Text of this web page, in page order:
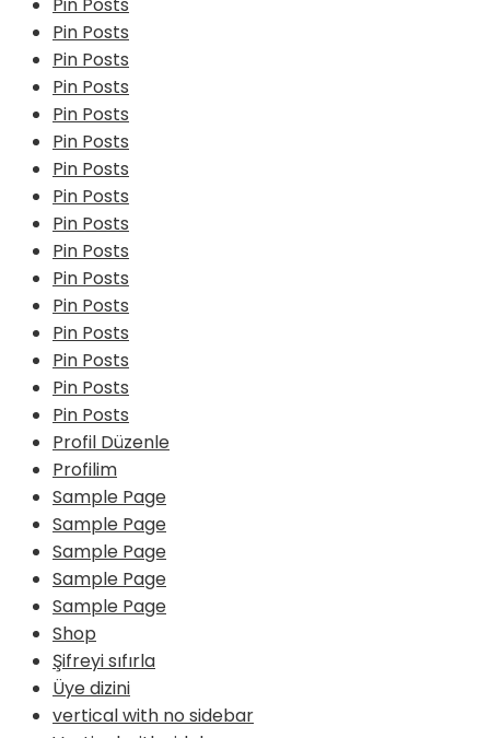
Pin Posts
Pin Posts
Pin Posts
Pin Posts
Pin Posts
Pin Posts
Pin Posts
Pin Posts
Pin Posts
Pin Posts
Pin Posts
Pin Posts
Pin Posts
Pin Posts
Pin Posts
Pin Posts
Profil Düzenle
Profilim
Sample Page
Sample Page
Sample Page
Sample Page
Sample Page
Shop
Şifreyi sıfırla
Üye dizini
vertical with no sidebar